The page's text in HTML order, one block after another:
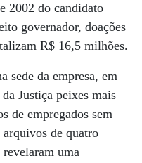
2002 do candidato
governador, doações
R$ 16,5 milhões.
sede da empresa, em
Justiça peixes mais
de empregados sem
arquivos de quatro
revelaram uma